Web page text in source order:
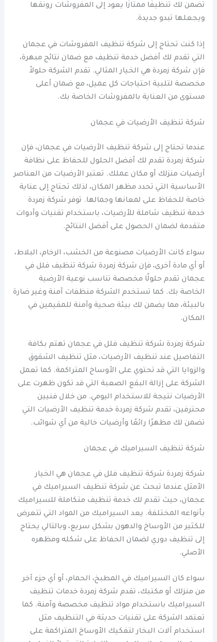
تضمن لك تنظيفًا ممتازًا يعود إلى المفروشات رونقها
ويجعلها تبدو جديدة.
إذا كنت تحتاج إلى شركة تنظيف المفروشات في عجمان
التي تقدم لك أفضل خدمة تنظيف مع ضمان نتائج مبهرة،
فإن شركة زمردة هي الخيار المثالي. تقدم الشركة حلولاً
مخصصة لتلبية احتياجات كل عميل، مع ضمان أعلى
مستوى من العناية بالمفروشات الخاصة بك.
شركة تنظيف الأرضيات في عجمان
عندما تحتاج إلى شركة تنظيف الأرضيات في عجمان، فإن
شركة زمردة تقدم لك أفضل الحلول للحفاظ على نظافة
أرضيات منزلك أو مكان عملك. تعتبر الأرضيات من العناصر
الأساسية التي تحدد مظهر المكان، لذلك تحتاج إلى عناية
خاصة للحفاظ على لمعانها وجمالها. توفر شركة زمردة
خدمة تنظيف شاملة للأرضيات، باستخدام تقنيات وأدوات
متقدمة لضمان الحصول على أفضل النتائج.
سواء كانت الأرضيات مصنوعة من الخشب، الرخام، البلاط،
أو أي مادة أخرى، فإن شركة زمردة شركة تنظيف فلل في
عجمان تقدم حلولًا مخصصة تناسب نوعية الأرضية
الخاصة بك. كما تستخدم الشركة منظفات آمنة وغير ضارة
بالبيئة، مما يضمن لك بيئة صحية وآمنة للمقيمين في
المكان.
شركة زمردة شركة تنظيف فلل في عجمان تهتم بكافة
التفاصيل عند تنظيف الأرضيات، مثل تنظيف الشقوق
والزوايا التي قد تحتوي على الأوساخ المتراكمة. كما تعمل
الشركة على إزالة البقع الصعبة التي قد تكون ظهرت على
الأرضيات نتيجة للاستخدام اليومي. من خلال فنيين
محترفين، تقدم شركة زمردة خدمة تنظيف الأرضيات التي
تضمن لك مظهرًا رائعًا وأرضيات خالية من أي شوائب.
شركة تنظيف السيراميك في عجمان
شركة زمردة شركة تنظيف فلل في عجمان هي الخيار
الأمثل عندما تبحث عن شركة تنظيف السيراميك في
عجمان، حيث تقدم لك خدمة تنظيف متكاملة للسيراميك
بأنواعه المختلفة. يعد السيراميك من المواد التي تتعرض
للكثير من الأوساخ والدهون بشكل سريع، وبالتالي يحتاج
إلى تنظيف دوري لضمان الحفاظ على شكله ومظهره
الأصلي.
سواء كان السيراميك في المطبخ، الحمام، أو أي جزء آخر
من منزلك أو مكتبك، تقدم شركة زمردة خدمات تنظيف
السيراميك باستخدام مواد تنظيف مخصصة وآمنة. كما
تعتمد الشركة على تقنيات حديثة في التنظيف مثل
استخدام آلات البخار لتفكيك الأوساخ المتراكمة على